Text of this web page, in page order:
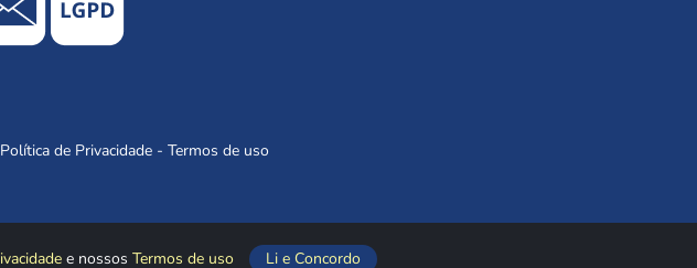
e nossos Termos de uso Li e Concordo
Política de Privacidade - Termos de uso